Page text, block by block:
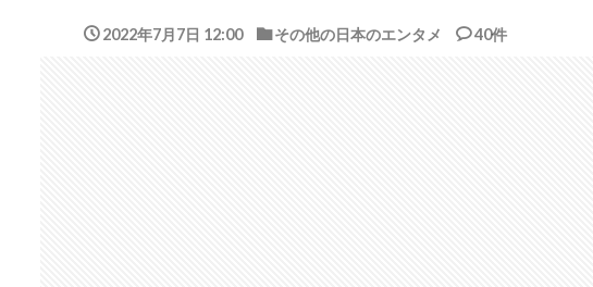
2022年7月7日 12:00 その他の日本のエンタメ 40件